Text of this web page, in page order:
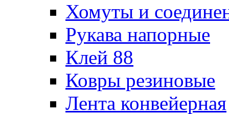
Хомуты и
Рукава напорные
Клей 88
Ковры резиновые
Лента конвейерная